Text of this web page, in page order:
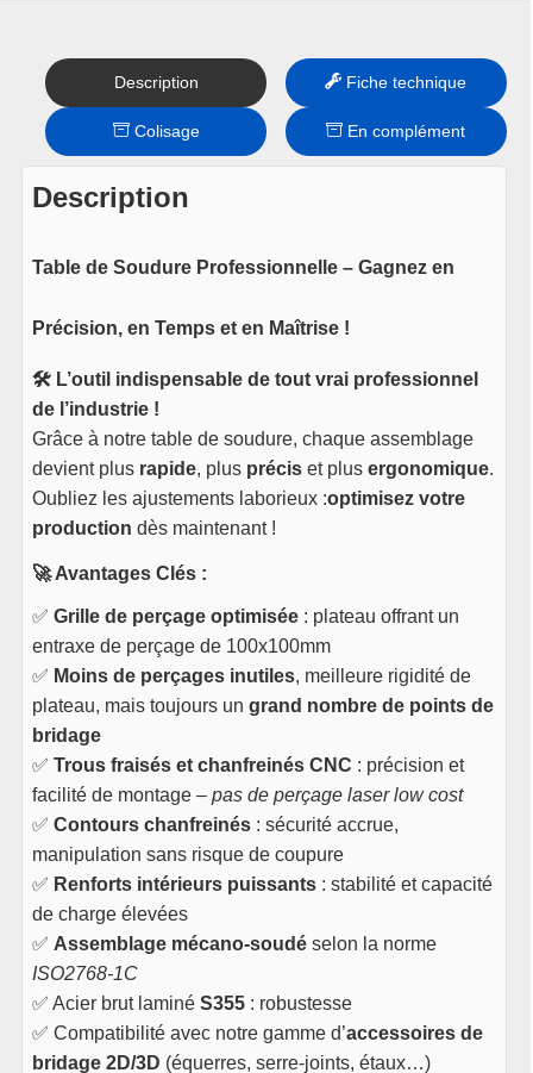
Description Fiche technique
Colisage En complément
Description
Table de Soudure Professionnelle – Gagnez en
Précision, en Temps et en Maîtrise !
🛠️ L’outil indispensable de tout vrai professionnel
de l’industrie !
Grâce à notre table de soudure, chaque assemblage
devient plus rapide, plus précis et plusergonomique.
Oubliez les ajustements laborieux :optimisez votre
production dès maintenant !
🚀 Avantages Clés :
✅Grille de perçage optimisée : plateau offrant un
entraxe de perçage de 100x100mm
✅ Moins de perçages inutiles, meilleure rigidité de
plateau, mais toujours ungrand nombre de points de
bridage
✅Trous fraisés et chanfreinés CNC : précision et
facilité de montage –pas de perçage laser low cost
✅Contours chanfreinés : sécurité accrue,
manipulation sans risque de coupure
✅ Renforts intérieurs puissants : stabilité et capacité
de charge élevées
✅ Assemblage mécano-soudé selon la norme
ISO2768-1C
✅ Acier brut laminéS355 : robustesse
✅ Compatibilité avec notre gamme d’accessoires de
bridage 2D/3D (équerres, serre-joints, étaux…)